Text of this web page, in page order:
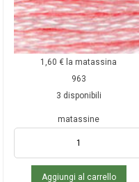
1,60€ la matassina
963
3 disponibili
matassine
Aggiungi al carrello